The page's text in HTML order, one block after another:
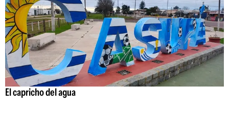
El capricho del agua